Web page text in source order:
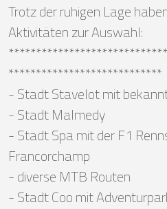
Trotz der ruhigen Lage
Aktivitäten zur Auswahl:
****************************
- Stadt Stavelot mit
- Stadt Malmedy
- Stadt Spa mit der F1
Francorchamp
- diverse MTB Routen
- Stadt Coo mit